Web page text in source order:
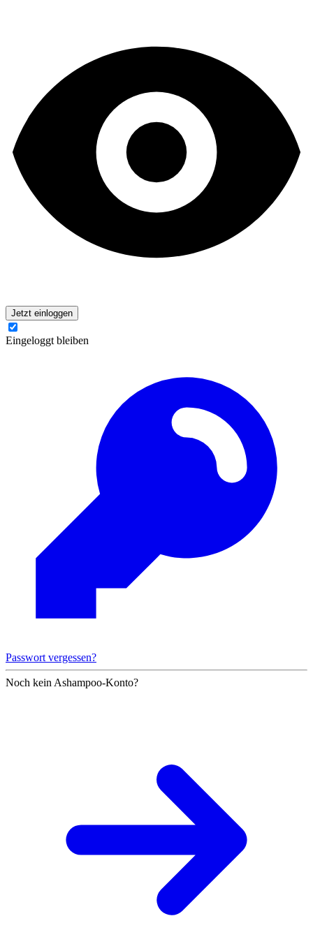
Jetzt einloggen
Eingeloggt bleiben
Passwort vergessen?
Noch kein Ashampoo-Konto?